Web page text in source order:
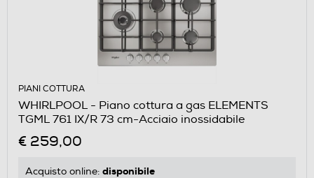
PIANI COTTURA
WHIRLPOOL - Piano cottura a gas ELEMENTS
TGML 761 IX/R 73 cm-Acciaio inossidabile
€ 259,00
Acquisto online: disponibile